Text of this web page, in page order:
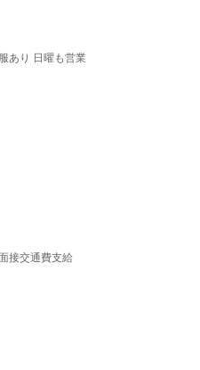
あり 日曜も営業
接交通費支給